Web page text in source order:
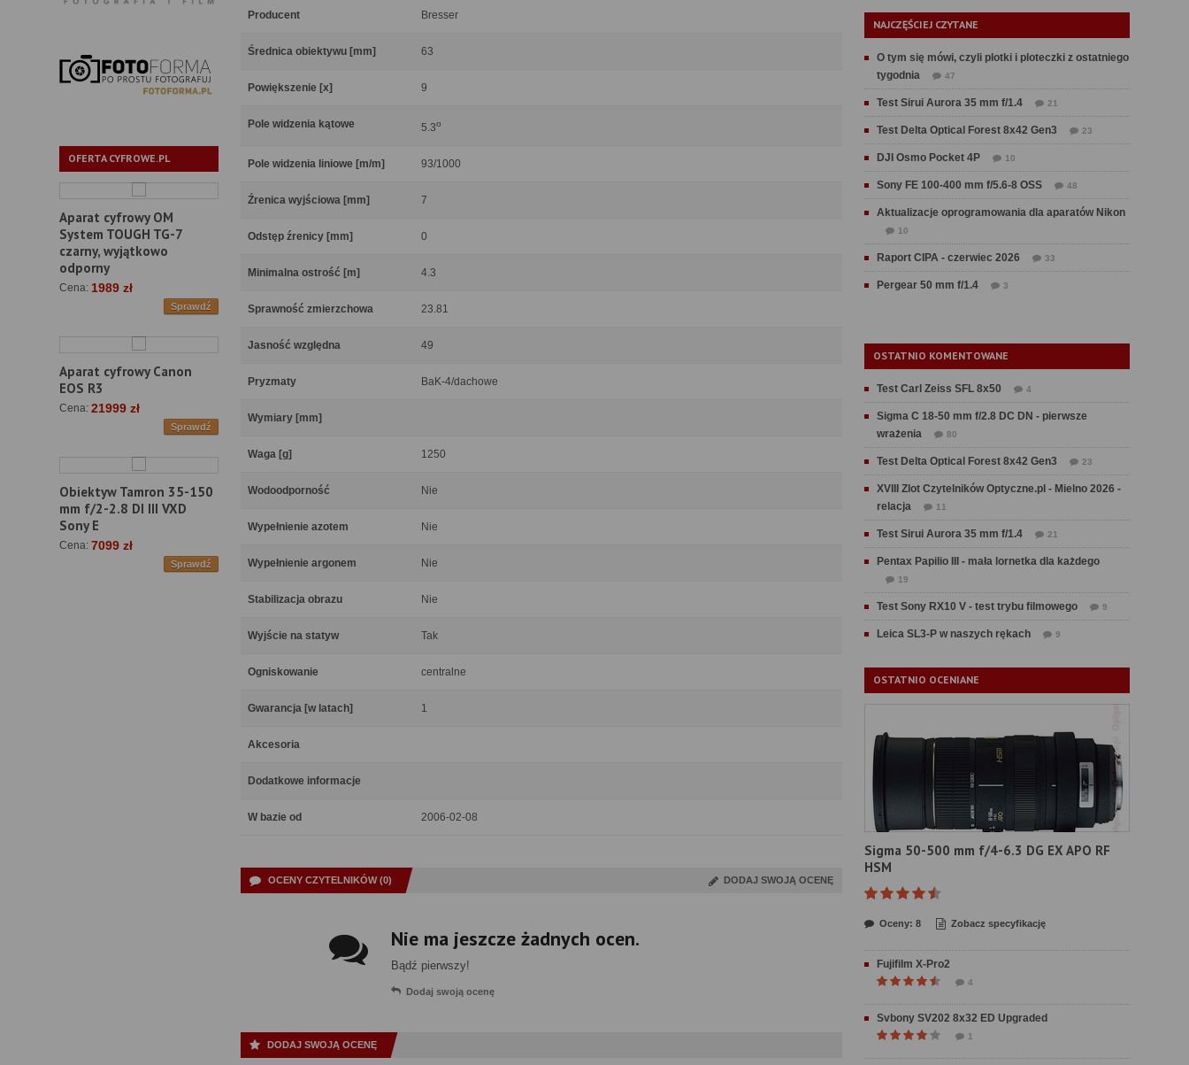
OFERTA CYFROWE.PL
Aparat cyfrowy OM
System TOUGH TG-7
czarny, wyjątkowo
odporny
Cena: 1989 zł
Sprawdź
Aparat cyfrowy Canon
EOS R3
Cena: 21999 zł
Sprawdź
Obiektyw Tamron 35-150
mm f/2-2.8 DI III VXD
Sony E
Cena: 7099 zł
Sprawdź
Producent Bresser
Średnica obiektywu [mm] 63
Powiększenie [x] 9
Pole widzenia kątowe 5.3o
Pole widzenia liniowe [m/m] 93/1000
Źrenica wyjściowa [mm] 7
Odstęp źrenicy [mm] 0
Minimalna ostrość [m] 4.3
Sprawność zmierzchowa 23.81
Jasność względna 49
Pryzmaty BaK-4/dachowe
Wymiary [mm]
Waga [g] 1250
Wodoodporność Nie
Wypełnienie azotem Nie
Wypełnienie argonem Nie
Stabilizacja obrazu Nie
Wyjście na statyw Tak
Ogniskowanie centralne
Gwarancja [w latach] 1
Akcesoria
Dodatkowe informacje
W bazie od 2006-02-08
OCENY CZYTELNIKÓW (0) DODAJ SWOJĄ OCENĘ
Nie ma jeszcze żadnych ocen.
Bądź pierwszy!
Dodaj swoją ocenę
DODAJ SWOJĄ OCENĘ
NAJCZĘŚCIEJ CZYTANE
O tym się mówi, czyli plotki i ploteczki z ostatniego
tygodnia
47
Test Sirui Aurora 35 mm f/1.4 21
Test Delta Optical Forest 8x42 Gen3 23
DJI Osmo Pocket 4P 10
Sony FE 100-400 mm f/5.6-8 OSS 48
Aktualizacje oprogramowania dla aparatów Nikon
10
Raport CIPA - czerwiec 2026 33
Pergear 50 mm f/1.4 3
OSTATNIO KOMENTOWANE
Test Carl Zeiss SFL 8x50 4
Sigma C 18-50 mm f/2.8 DC DN - pierwsze
wrażenia
80
Test Delta Optical Forest 8x42 Gen3 23
XVIII Zlot Czytelników Optyczne.pl - Mielno 2026 -
relacja
11
Test Sirui Aurora 35 mm f/1.4 21
Pentax Papilio III - mała lornetka dla każdego
19
Test Sony RX10 V - test trybu filmowego 9
Leica SL3-P w naszych rękach 9
OSTATNIO OCENIANE
Sigma 50-500 mm f/4-6.3 DG EX APO RF
HSM
Oceny: 8 Zobacz specyfikację
Fujifilm X-Pro2
4
Svbony SV202 8x32 ED Upgraded
1